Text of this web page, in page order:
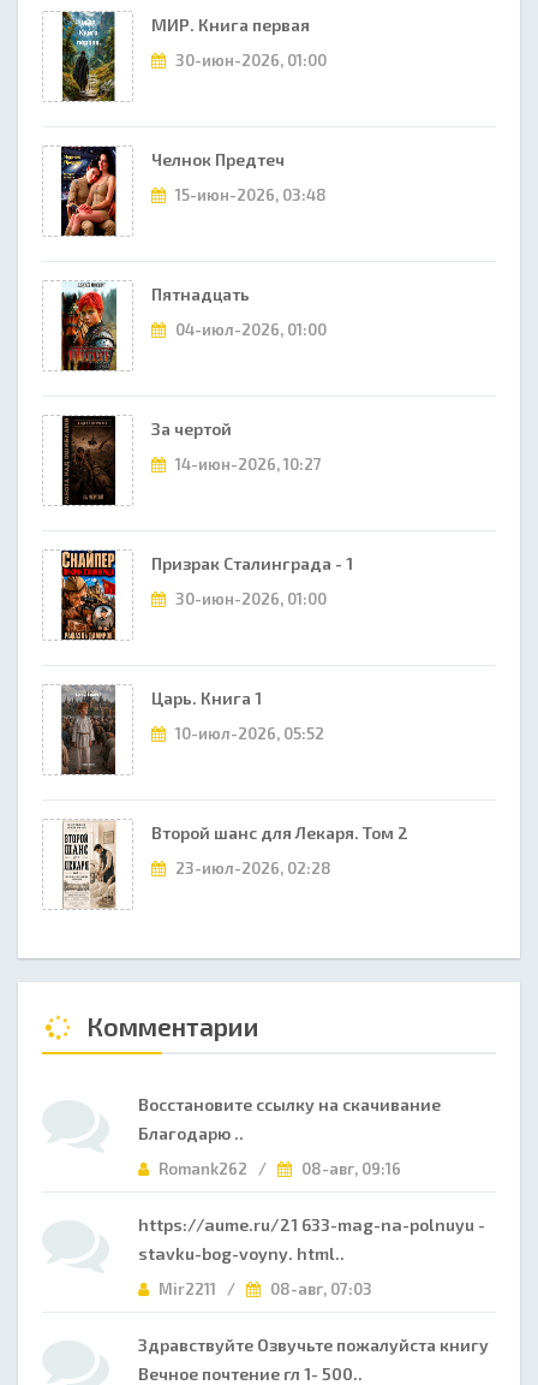
МИР. Книга первая
30-июн-2026, 01:00
Челнок Предтеч
15-июн-2026, 03:48
Пятнадцать
04-июл-2026, 01:00
За чертой
14-июн-2026, 10:27
Призрак Сталинграда - 1
30-июн-2026, 01:00
Царь. Книга 1
10-июл-2026, 05:52
Второй шанс для Лекаря. Том 2
23-июл-2026, 02:28
Комментарии
Восстановите ссылку на скачивание
Благодарю ..
Romank262 / 08-авг, 09:16
https://aume.ru/21 633-mag-na-polnuyu -
stavku-bog-voyny. html..
Mir2211 / 08-авг, 07:03
Здравствуйте Озвучьте пожалуйста книгу
Вечное почтение гл 1- 500..